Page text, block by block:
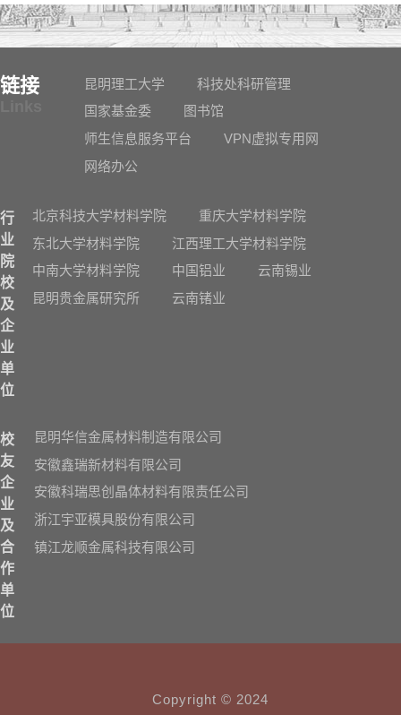
链接 昆明理工大学
科技处科研管理
国家基金委
图书馆
师生信息服务平台
VPN虚拟专用网
网络办公
行
业
院
校
及
企
业
单
位
北京科技大学材料学院
重庆大学材料学院
东北大学材料学院
江西理工大学材料学院
中南大学材料学院
中国铝业
云南锡业
昆明贵金属研究所
云南锗业
校
友
企
业
及
合
作
单
位
昆明华信金属材料制造有限公司
安徽鑫瑞新材料有限公司
安徽科瑞思创晶体材料有限责任公司
浙江宇亚模具股份有限公司
镇江龙顺金属科技有限公司
Copyright © 2024